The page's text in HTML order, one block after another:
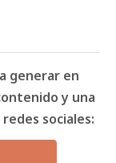
generar en
y una
sociales: